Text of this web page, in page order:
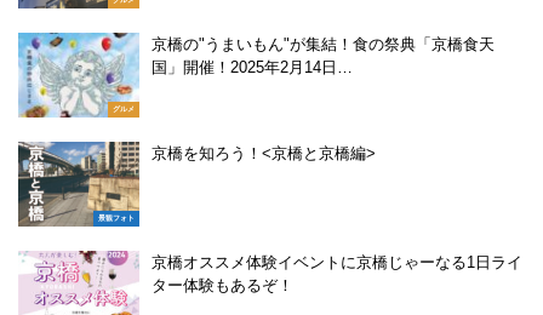
グルメ
京橋の"うまいもん"が集結！食の祭典「京橋食天
国」開催！2025年2月14日…
景観フォト
京橋を知ろう！<京橋と京橋編>
京橋オススメ体験イベントに京橋じゃーなる1日ライ
ター体験もあるぞ！